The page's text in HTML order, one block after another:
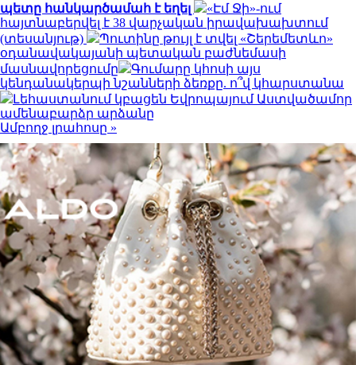
պետը հանկարծամահ է եղել
«Էմ Ջի»-ում
հայտնաբերվել է 38 վարչական իրավախախտում
(տեսանյութ)
Պուտինը թույլ է տվել «Շերեմետևո»
օդանավակայանի պետական բաժնեմասի
մասնավորեցումը
Գումարը կհոսի այս
կենդանակերպի նշանների ձեռքը. ո՞վ կհարստանա
Լեհաստանում կբացեն Եվրոպայում Աստվածամոր
ամենաբարձր արձանը
Ամբողջ լրահոսը »